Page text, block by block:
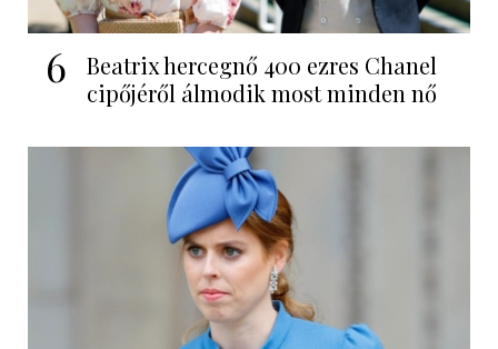
6
Beatrix hercegnő 400 ezres Chanel
cipőjéről álmodik most minden nő